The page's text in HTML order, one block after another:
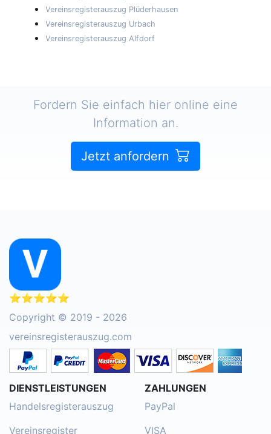
Vereinsregisterauszug Plüderhausen
Vereinsregisterauszug Urbach
Vereinsregisterauszug Alfdorf
Fordern Sie einfach hier online eine
Information an.
Jetzt anfordern
⭐⭐⭐⭐⭐
Copyright © 2019 - 2026
vereinsregisterauszug.com
DIENSTLEISTUNGEN
Handelsregisterauszug
Vereinsregister
ZAHLUNGEN
PayPal
VISA